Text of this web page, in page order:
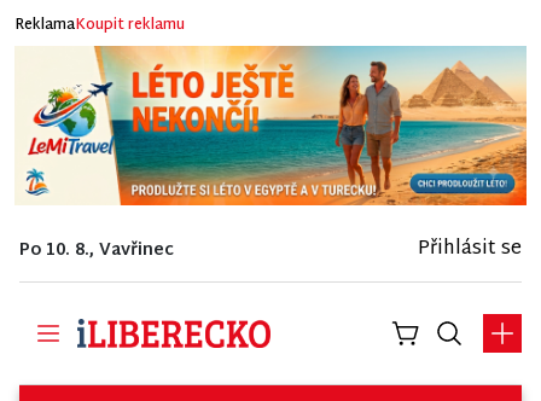
ReklamaKoupit reklamu
Po 10. 8., Vavřinec Přihlásit se